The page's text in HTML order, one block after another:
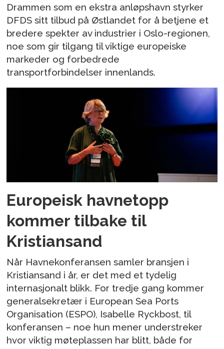
Drammen som en ekstra anløpshavn styrker
DFDS sitt tilbud på Østlandet for å betjene et
bredere spekter av industrier i Oslo-regionen,
noe som gir tilgang til viktige europeiske
markeder og forbedrede
transportforbindelser innenlands.
Europeisk havnetopp
kommer tilbake til
Kristiansand
Når Havnekonferansen samler bransjen i
Kristiansand i år, er det med et tydelig
internasjonalt blikk. For tredje gang kommer
generalsekretær i European Sea Ports
Organisation (ESPO), Isabelle Ryckbost, til
konferansen – noe hun mener understreker
hvor viktig møteplassen har blitt, både for